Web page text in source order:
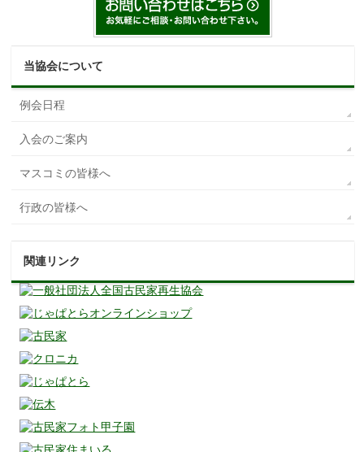
当協会について
例会日程
入会のご案内
マスコミの皆様へ
行政の皆様へ
関連リンク